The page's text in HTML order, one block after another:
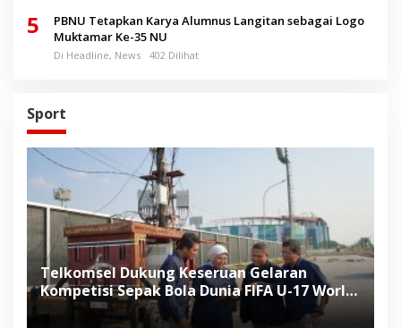
5
PBNU Tetapkan Karya Alumnus Langitan sebagai Logo
Muktamar Ke-35 NU
Di Headline, News 402 Dilihat
Sport
Telkomsel Dukung Keseruan Gelaran
Kompetisi Sepak Bola Dunia FIFA U-17 World
Cup Indonesia 2023